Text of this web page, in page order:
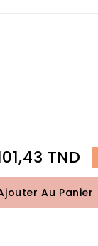
TND
Au Panier